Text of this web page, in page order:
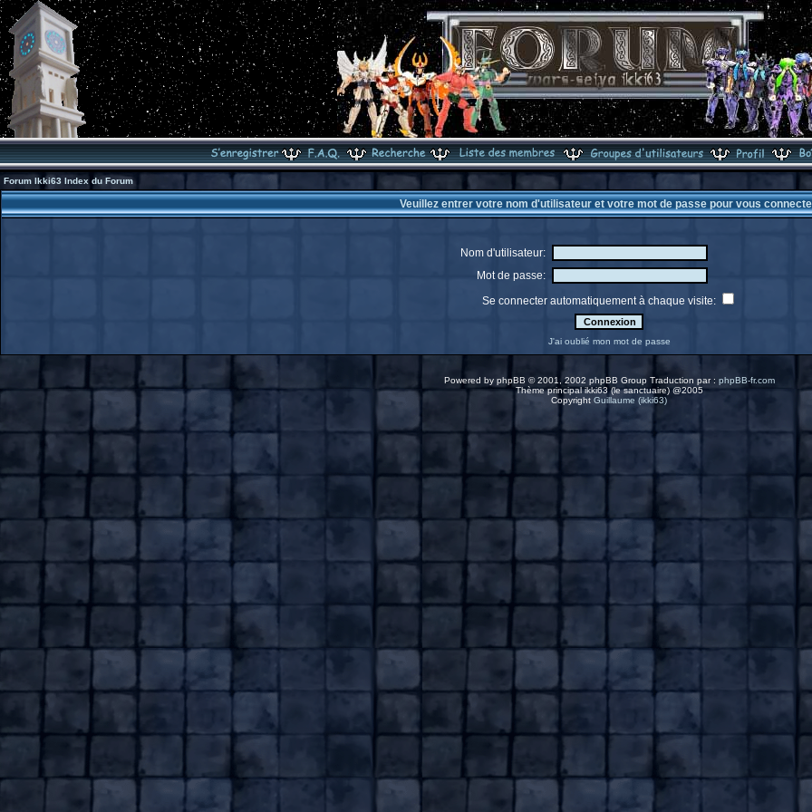
Forum Ikki63 Index du Forum
Veuillez entrer votre nom d'utilisateur et votre mot de passe pour vous
Nom d'utilisateur:
Mot de passe:
Se connecter automatiquement à chaque visite:
J'ai oublié mon mot de passe
Powered by phpBB © 2001, 2002 phpBB Group Traduction par : phpBB-fr.com
Thème principal ikki63 (le sanctuaire) @2005
Copyright Guillaume (ikki63)